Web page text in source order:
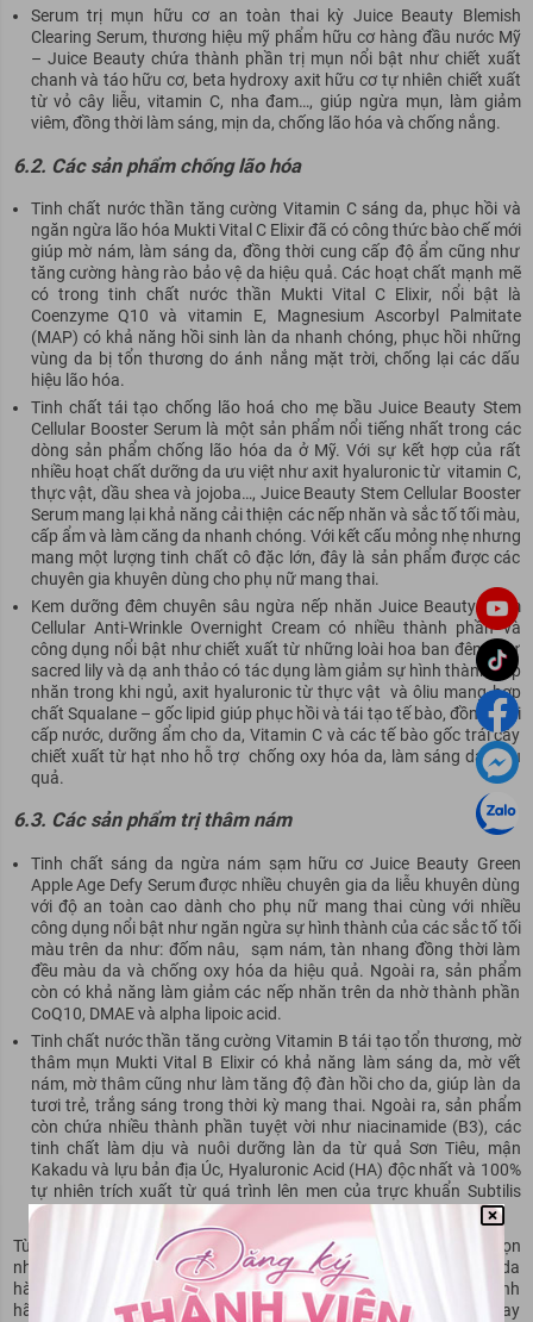
Serum trị mụn hữu cơ an toàn thai kỳ Juice Beauty Blemish
Clearing Serum, thương hiệu mỹ phẩm hữu cơ hàng đầu nước Mỹ
– Juice Beauty chứa thành phần trị mụn nổi bật như chiết xuất
chanh và táo hữu cơ, beta hydroxy axit hữu cơ tự nhiên chiết xuất
từ vỏ cây liễu, vitamin C, nha đam…, giúp ngừa mụn, làm giảm
viêm, đồng thời làm sáng, mịn da, chống lão hóa và chống nắng.
6.2. Các sản phẩm chống lão hóa
Tinh chất nước thần tăng cường Vitamin C sáng da, phục hồi và
ngăn ngừa lão hóa Mukti Vital C Elixir đã có công thức bào chế mới
giúp mờ nám, làm sáng da, đồng thời cung cấp độ ẩm cũng như
tăng cường hàng rào bảo vệ da hiệu quả. Các hoạt chất mạnh mẽ
có trong tinh chất nước thần Mukti Vital C Elixir, nổi bật là
Coenzyme Q10 và vitamin E, Magnesium Ascorbyl Palmitate
(MAP) có khả năng hồi sinh làn da nhanh chóng, phục hồi những
vùng da bị tổn thương do ánh nắng mặt trời, chống lại các dấu
hiệu lão hóa.
Tinh chất tái tạo chống lão hoá cho mẹ bầu Juice Beauty Stem
Cellular Booster Serum là một sản phẩm nổi tiếng nhất trong các
dòng sản phẩm chống lão hóa da ở Mỹ. Với sự kết hợp của rất
nhiều hoạt chất dưỡng da ưu việt như axit hyaluronic từ vitamin C,
thực vật, dầu shea và jojoba…, Juice Beauty Stem Cellular Booster
Serum mang lại khả năng cải thiện các nếp nhăn và sắc tố tối màu,
cấp ẩm và làm căng da nhanh chóng. Với kết cấu mỏng nhẹ nhưng
mang một lượng tinh chất cô đặc lớn, đây là sản phẩm được các
chuyên gia khuyên dùng cho phụ nữ mang thai.
Kem dưỡng đêm chuyên sâu ngừa nếp nhăn Juice Beauty Stem
Cellular Anti-Wrinkle Overnight Cream có nhiều thành phần và
công dụng nổi bật như chiết xuất từ những loài hoa ban đêm như
sacred lily và dạ anh thảo có tác dụng làm giảm sự hình thành nếp
nhăn trong khi ngủ, axit hyaluronic từ thực vật và ôliu mang hợp
chất Squalane – gốc lipid giúp phục hồi và tái tạo tế bào, đồng thời
cấp nước, dưỡng ẩm cho da, Vitamin C và các tế bào gốc trái cây
chiết xuất từ hạt nho hỗ trợ chống oxy hóa da, làm sáng da hiệu
quả.
6.3. Các sản phẩm trị thâm nám
Tinh chất sáng da ngừa nám sạm hữu cơ Juice Beauty Green
Apple Age Defy Serum được nhiều chuyên gia da liễu khuyên dùng
với độ an toàn cao dành cho phụ nữ mang thai cùng với nhiều
công dụng nổi bật như ngăn ngừa sự hình thành của các sắc tố tối
màu trên da như: đốm nâu, sạm nám, tàn nhang đồng thời làm
đều màu da và chống oxy hóa da hiệu quả. Ngoài ra, sản phẩm
còn có khả năng làm giảm các nếp nhăn trên da nhờ thành phần
CoQ10, DMAE và alpha lipoic acid.
Tinh chất nước thần tăng cường Vitamin B tái tạo tổn thương, mờ
thâm mụn Mukti Vital B Elixir có khả năng làm sáng da, mờ vết
nám, mờ thâm cũng như làm tăng độ đàn hồi cho da, giúp làn da
tươi trẻ, trắng sáng trong thời kỳ mang thai. Ngoài ra, sản phẩm
còn chứa nhiều thành phần tuyệt vời như niacinamide (B3), các
tinh chất làm dịu và nuôi dưỡng làn da từ quả Sơn Tiêu, mận
Kakadu và lựu bản địa Úc, Hyaluronic Acid (HA) độc nhất và 100%
tự nhiên trích xuất từ quá trình lên men của trực khuẩn Subtilis
chống oxy hóa hiệu quả cao.
Tùy thuộc vào nhu cầu sử dụng mà các mẹ bầu có thể lựa chọn
những sản phẩm phù hợp để bổ sung trong quá trình chăm sóc da
hàng ngày của mình. Để được tư vấn cũng như mua sản phẩm chính
hãng, chị em có thể liên hệ đến sàn thương mại điện tử Newway